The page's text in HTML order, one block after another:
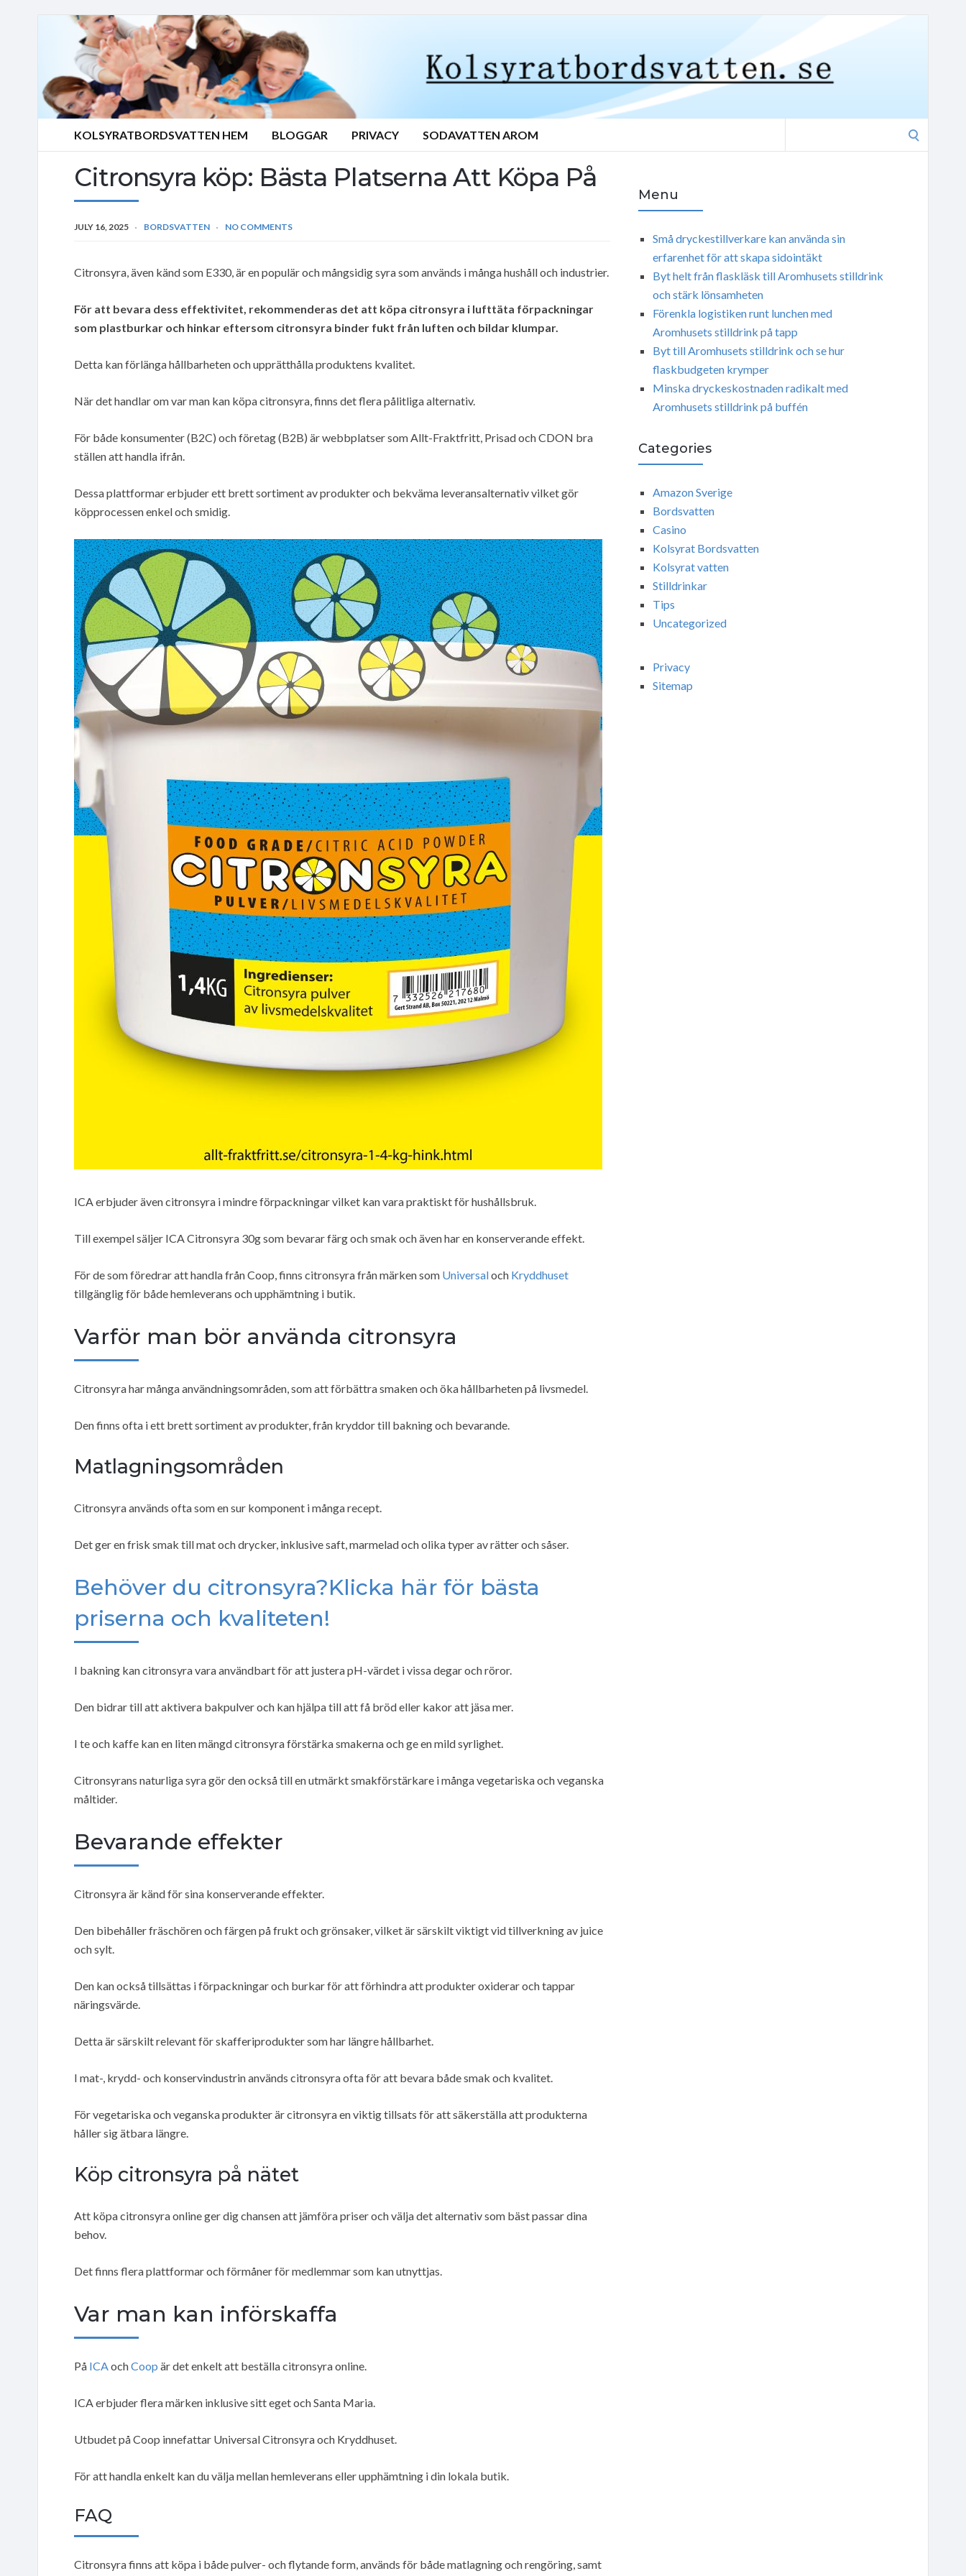
KOLSYRATBORDSVATTEN HEM BLOGGAR PRIVACY SODAVATTEN AROM
Citronsyra köp: Bästa Platserna Att Köpa På
JULY 16, 2025 BORDSVATTEN NO COMMENTS
Citronsyra, även känd som E330, är en populär och mångsidig syra som används i många hushåll och industrier.
För att bevara dess effektivitet, rekommenderas det att köpa citronsyra i lufttäta förpackningar
som plastburkar och hinkar eftersom citronsyra binder fukt från luften och bildar klumpar.
Detta kan förlänga hållbarheten och upprätthålla produktens kvalitet.
När det handlar om var man kan köpa citronsyra, finns det flera pålitliga alternativ.
För både konsumenter (B2C) och företag (B2B) är webbplatser som Allt-Fraktfritt, Prisad och CDON bra
ställen att handla ifrån.
Dessa plattformar erbjuder ett brett sortiment av produkter och bekväma leveransalternativ vilket gör
köpprocessen enkel och smidig.
ICA erbjuder även citronsyra i mindre förpackningar vilket kan vara praktiskt för hushållsbruk.
Till exempel säljer ICA Citronsyra 30g som bevarar färg och smak och även har en konserverande effekt.
För de som föredrar att handla från Coop, finns citronsyra från märken som Universaloch Kryddhuset
tillgänglig för både hemleverans och upphämtning i butik.
Varför man bör använda citronsyra
Citronsyra har många användningsområden, som att förbättra smaken och öka hållbarheten på livsmedel.
Den finns ofta i ett brett sortiment av produkter, från kryddor till bakning och bevarande.
Matlagningsområden
Citronsyra används ofta som en sur komponent i många recept.
Det ger en frisk smak till mat och drycker, inklusive saft, marmelad och olika typer av rätter och såser.
Behöver du citronsyra?Klicka här för bästa
priserna och kvaliteten!
I bakning kan citronsyra vara användbart för att justera pH-värdet i vissa degar och röror.
Den bidrar till att aktivera bakpulver och kan hjälpa till att få bröd eller kakor att jäsa mer.
I te och kaffe kan en liten mängd citronsyra förstärka smakerna och ge en mild syrlighet.
Citronsyrans naturliga syra gör den också till en utmärkt smakförstärkare i många vegetariska och veganska
måltider.
Bevarande effekter
Citronsyra är känd för sina konserverande effekter.
Den bibehåller fräschören och färgen på frukt och grönsaker, vilket är särskilt viktigt vid tillverkning av juice
och sylt.
Den kan också tillsättas i förpackningar och burkar för att förhindra att produkter oxiderar och tappar
näringsvärde.
Detta är särskilt relevant för skafferiprodukter som har längre hållbarhet.
I mat-, krydd- och konservindustrin används citronsyra ofta för att bevara både smak och kvalitet.
För vegetariska och veganska produkter är citronsyra en viktig tillsats för att säkerställa att produkterna
håller sig ätbara längre.
Köp citronsyra på nätet
Att köpa citronsyra online ger dig chansen att jämföra priser och välja det alternativ som bäst passar dina
behov.
Det finns flera plattformar och förmåner för medlemmar som kan utnyttjas.
Var man kan införskaffa
På ICAochCoop är det enkelt att beställa citronsyra online.
ICA erbjuder flera märken inklusive sitt eget och Santa Maria.
Utbudet på Coop innefattar Universal Citronsyra och Kryddhuset.
För att handla enkelt kan du välja mellan hemleverans eller upphämtning i din lokala butik.
FAQ
Citronsyra finns att köpa i både pulver- och flytande form, används för både matlagning och rengöring, samt
Menu
Små dryckestillverkare kan använda sin
erfarenhet för att skapa sidointäkt
Byt helt från flaskläsk till Aromhusets stilldrink
och stärk lönsamheten
Förenkla logistiken runt lunchen med
Aromhusets stilldrink på tapp
Byt till Aromhusets stilldrink och se hur
flaskbudgeten krymper
Minska dryckeskostnaden radikalt med
Aromhusets stilldrink på buffén
Categories
Amazon Sverige
Bordsvatten
Casino
Kolsyrat Bordsvatten
Kolsyrat vatten
Stilldrinkar
Tips
Uncategorized
Privacy
Sitemap